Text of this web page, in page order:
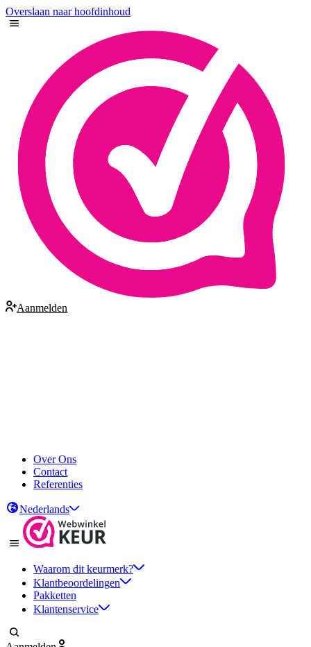
Overslaan naar hoofdinhoud
Aanmelden
Over Ons
Contact
Referenties
Nederlands
Waarom dit keurmerk?
Klantbeoordelingen
Pakketten
Klantenservice